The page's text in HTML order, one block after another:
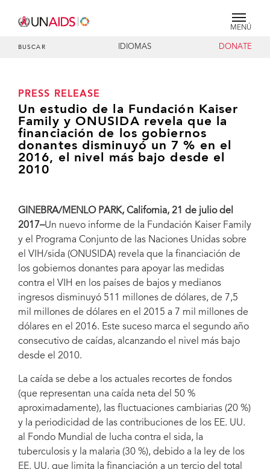
MENÚ
BUSCAR IDIOMAS DONATE
PRESS RELEASE
Un estudio de la Fundación Kaiser
Family y ONUSIDA revela que la
financiación de los gobiernos
donantes disminuyó un 7 % en el
2016, el nivel más bajo desde el
2010
GINEBRA/MENLO PARK, California, 21 de julio del
2017–Un nuevo informe de la Fundación Kaiser Family
y el Programa Conjunto de las Naciones Unidas sobre
el VIH/sida (ONUSIDA) revela que la financiación de
los gobiernos donantes para apoyar las medidas
contra el VIH en los países de bajos y medianos
ingresos disminuyó 511 millones de dólares, de 7,5
mil millones de dólares en el 2015 a 7 mil millones de
dólares en el 2016. Este suceso marca el segundo año
consecutivo de caídas, alcanzando el nivel más bajo
desde el 2010.
La caída se debe a los actuales recortes de fondos
(que representan una caída neta del 50 %
aproximadamente), las fluctuaciones cambiarias (20 %)
y la periodicidad de las contribuciones de los EE. UU.
al Fondo Mundial de lucha contra el sida, la
tuberculosis y la malaria (30 %), debido a la ley de los
EE. UU. que limita la financiación a un tercio del total